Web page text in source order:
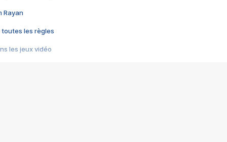
Rayan
toutes les règles
les jeux vidéo